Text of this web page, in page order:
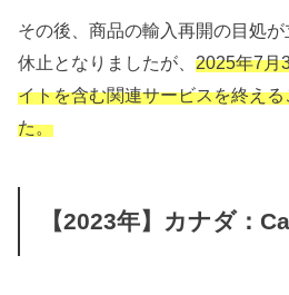
その後、商品の輸入再開の目処
休止となりましたが、2025年7月
イトを含む関連サービスを終え
た。
【2023年】カナダ：